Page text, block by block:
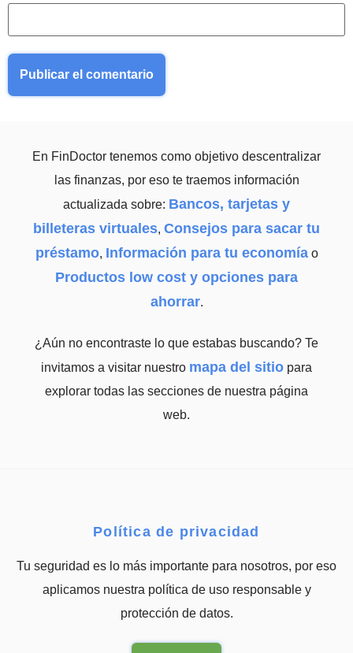
En FinDoctor tenemos como objetivo descentralizar
las finanzas, por eso te traemos información
actualizada sobre: Bancos, tarjetas y
billeteras virtuales, Consejos para sacar tu
préstamo, Información para tu economíao
Productos low cost y opciones para
ahorrar.
¿Aún no encontraste lo que estabas buscando? Te
invitamos a visitar nuestro mapa del sitio para
explorar todas las secciones de nuestra página
web.
Política de privacidad
Tu seguridad es lo más importante para nosotros, por eso
aplicamos nuestra política de uso responsable y
protección de datos.